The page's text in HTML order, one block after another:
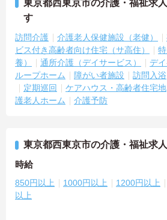
東京都西東京市の介護・福祉求
す
訪問介護 介護老人保健施設（老健）
ビス付き高齢者向け住宅（サ高住）
養）
通所介護（デイサービス） デ
ループホーム
障がい者施設 訪問入浴
定期巡回
ケアハウス・高齢者住宅地
護老人ホーム
介護予防
東京都西東京市の介護・福祉求
時給
850円以上 1000円以上 1200円以上
以上